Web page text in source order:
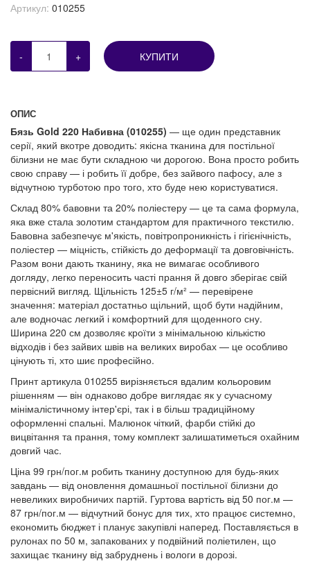
Артикул: 010255
- + КУПИТИ
ОПИС
Бязь Gold 220 Набивна (010255) — ще один представник
серії, який вкотре доводить: якісна тканина для постільної
білизни не має бути складною чи дорогою. Вона просто робить
свою справу — і робить її добре, без зайвого пафосу, але з
відчутною турботою про того, хто буде нею користуватися.
Склад 80% бавовни та 20% поліестеру — це та сама формула,
яка вже стала золотим стандартом для практичного текстилю.
Бавовна забезпечує м'якість, повітропроникність і гігієнічність,
поліестер — міцність, стійкість до деформації та довговічність.
Разом вони дають тканину, яка не вимагає особливого
догляду, легко переносить часті прання й довго зберігає свій
первісний вигляд. Щільність 125±5 г/м² — перевірене
значення: матеріал достатньо щільний, щоб бути надійним,
але водночас легкий і комфортний для щоденного сну.
Ширина 220 см дозволяє кроїти з мінімальною кількістю
відходів і без зайвих швів на великих виробах — це особливо
цінують ті, хто шиє професійно.
Принт артикула 010255 вирізняється вдалим кольоровим
рішенням — він однаково добре виглядає як у сучасному
мінімалістичному інтер'єрі, так і в більш традиційному
оформленні спальні. Малюнок чіткий, фарби стійкі до
вицвітання та прання, тому комплект залишатиметься охайним
довгий час.
Ціна 99 грн/пог.м робить тканину доступною для будь-яких
завдань — від оновлення домашньої постільної білизни до
невеликих виробничих партій. Гуртова вартість від 50 пог.м —
87 грн/пог.м — відчутний бонус для тих, хто працює системно,
економить бюджет і планує закупівлі наперед. Поставляється в
рулонах по 50 м, запакованих у подвійний поліетилен, що
захищає тканину від забруднень і вологи в дорозі.